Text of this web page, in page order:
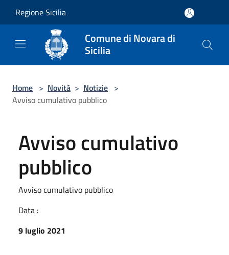
Regione Sicilia
Comune di Novara di
Sicilia
Home > Novità > Notizie >
Avviso cumulativo pubblico
Avviso cumulativo
pubblico
Avviso cumulativo pubblico
Data :
9 luglio 2021